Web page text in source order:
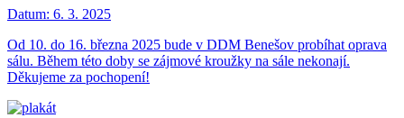
Datum: 6. 3. 2025
Od 10. do 16. března 2025 bude v DDM Benešov probíhat oprava
sálu. Během této doby se zájmové kroužky na sále nekonají.
Děkujeme za pochopení!